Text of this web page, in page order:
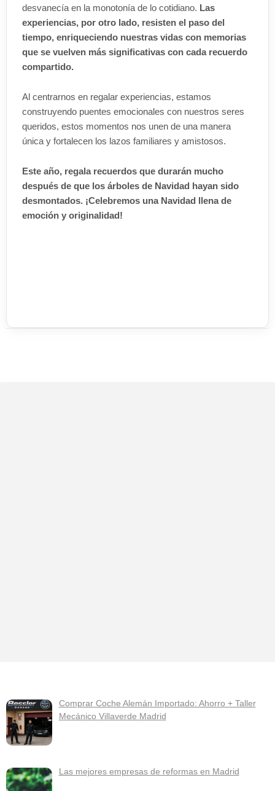
desvanecía en la monotonía de lo cotidiano. Las
experiencias, por otro lado, resisten el paso del
tiempo, enriqueciendo nuestras vidas con memorias
que se vuelven más significativas con cada recuerdo
compartido.
Al centrarnos en regalar experiencias, estamos
construyendo puentes emocionales con nuestros seres
queridos, estos momentos nos unen de una manera
única y fortalecen los lazos familiares y amistosos.
Este año, regala recuerdos que durarán mucho
después de que los árboles de Navidad hayan sido
desmontados. ¡Celebremos una Navidad llena de
emoción y originalidad!
Comprar Coche Alemán Importado: Ahorro + Taller
Mecánico Villaverde Madrid
Las mejores empresas de reformas en Madrid